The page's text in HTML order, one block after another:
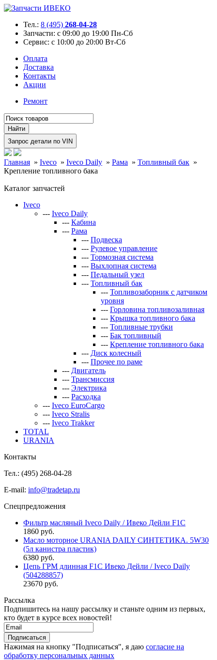
Тел.: 8 (495) 268-04-28
Запчасти: с 09:00 до 19:00 Пн-Сб
Сервис: с 10:00 до 20:00 Вт-Сб
Оплата
Доставка
Контакты
Акции
Ремонт
Главная » Iveco » Iveco Daily » Рама » Топливный бак »
Крепление топливного бака
Каталог запчастей
Iveco
--- Iveco Daily
--- Кабина
--- Рама
--- Подвеска
--- Рулевое управление
--- Тормозная система
--- Выхлопная система
--- Педальный узел
--- Топливный бак
--- Топливозаборник с датчиком
уровня
--- Горловина топливозаливная
--- Крышка топливного бака
--- Топливные трубки
--- Бак топливный
--- Крепление топливного бака
--- Диск колесный
--- Прочее по раме
--- Двигатель
--- Трансмиссия
--- Электрика
--- Расходка
--- Iveco EuroCargo
--- Iveco Stralis
--- Iveco Trakker
TOTAL
URANIA
Контакты
Тел.: (495) 268-04-28
E-mail: info@tradetap.ru
Спецпредложения
Фильтр масляный Iveco Daily / Ивеко Дейли F1C
1860 руб.
Масло моторное URANIA DAILY СИНТЕТИКА. 5W30
(5л канистра пластик)
6380 руб.
Цепь ГРМ длинная F1C Ивеко Дейли / Iveco Daily
(504288857)
23670 руб.
Рассылка
Подпишитесь на нашу рассылку и станьте одним из первых,
кто будет в курсе всех новостей!
Нажимая на кнопку "Подписаться", я даю согласие на
обработку персональных данных